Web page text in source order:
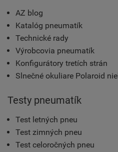
AZ blog
Katalóg pneumatík
Technické rady
Výrobcovia pneumatík
Konfigurátory tretích strán
Slnečné okuliare Polaroid
Testy pneumatík
Test letných pneu
Test zimných pneu
Test celoročných pneu